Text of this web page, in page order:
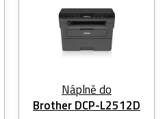
Náplně do
Brother DCP-L2512D